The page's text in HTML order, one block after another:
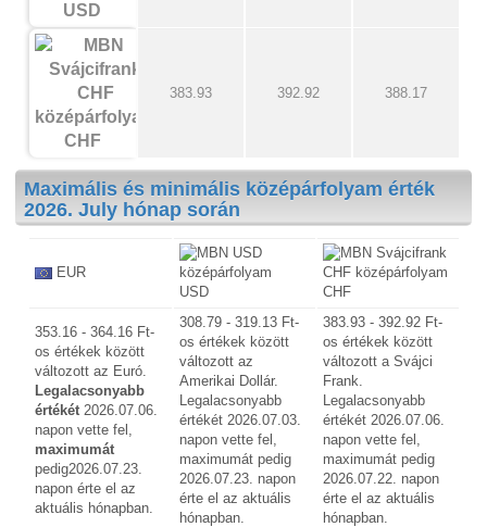
USD
CHF
383.93 392.92 388.17
Maximális és minimális középárfolyam érték
2026. July hónap során
EUR
USD
CHF
353.16 - 364.16 Ft-
os értékek között
változott az Euró.
Legalacsonyabb
értékét2026.07.06.
napon vette fel,
maximumát
pedig2026.07.23.
napon érte el az
aktuális hónapban.
308.79 - 319.13 Ft-
os értékek között
változott az
Amerikai Dollár.
Legalacsonyabb
értékét 2026.07.03.
napon vette fel,
maximumát pedig
2026.07.23. napon
érte el az aktuális
hónapban.
383.93 - 392.92 Ft-
os értékek között
változott a Svájci
Frank.
Legalacsonyabb
értékét 2026.07.06.
napon vette fel,
maximumát pedig
2026.07.22. napon
érte el az aktuális
hónapban.